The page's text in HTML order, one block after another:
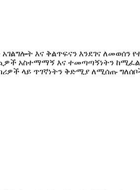
እና ቅልጥፍናን እንደገና
አስተማማኝ እና ተመጣጣኝነትን
ላይ ጥገኛነትን ቅድሚያ ለሚሰጡ